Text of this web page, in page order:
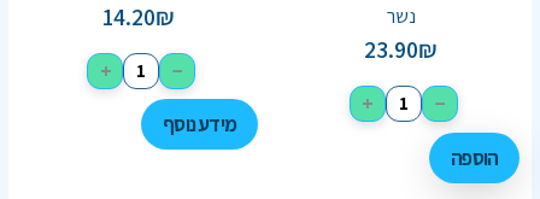
נשר
23.90₪
−
+
הוספה
14.20₪
−
+
מידע נוסף